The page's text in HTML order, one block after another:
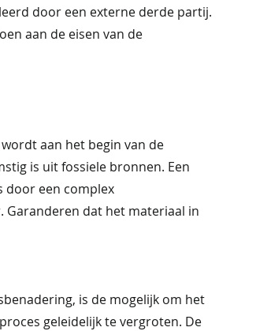
door een externe derde partij.
aan de eisen van de
aan het begin van de
is uit fossiele bronnen. Een
door een complex
dat het materiaal in
is de mogelijk om het
geleidelijk te vergroten. De